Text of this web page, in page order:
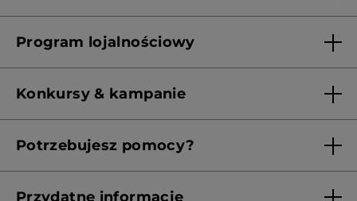
Franczyza
Program lojalnościowy
Konkursy & kampanie
Potrzebujesz pomocy?
Przydatne informacje